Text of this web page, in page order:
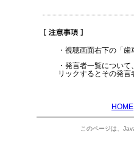
・視聴画面右下の「
・発言者一覧につい
リックするとその発言
HOME
このページは、